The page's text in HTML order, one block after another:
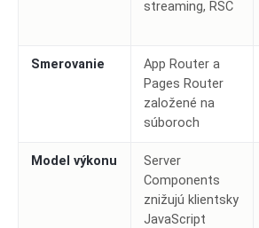
streaming, RSC
Smerovanie
App Router a
Pages Router
založené na
súboroch
Model výkonu
Server
Components
znižujú klientsky
JavaScript